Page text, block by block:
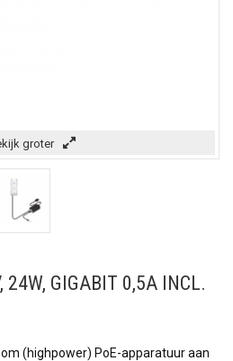
groter
24W, GIGABIT 0,5A INCL.
(highpower) PoE-apparatuur aan